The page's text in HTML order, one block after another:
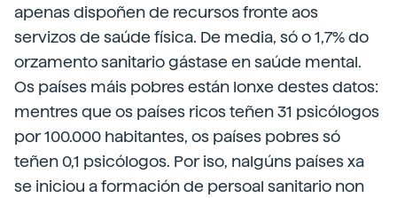
apenas dispoñen de recursos fronte aos
servizos de saúde física. De media, só o 1,7% do
orzamento sanitario gástase en saúde mental.
Os países máis pobres están lonxe destes datos:
mentres que os países ricos teñen 31 psicólogos
por 100.000 habitantes, os países pobres só
teñen 0,1 psicólogos. Por iso, nalgúns países xa
se iniciou a formación de persoal sanitario non